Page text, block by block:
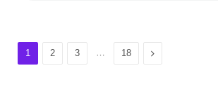
1 2 3 18 Next